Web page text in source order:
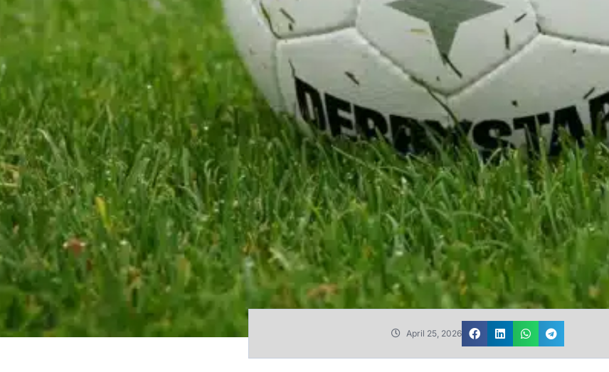
April 25, 2026